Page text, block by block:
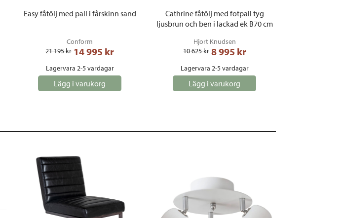
Easy fåtölj med pall i fårskinn sand
Conform
21 195 kr 14 995 kr
Lagervara 2-5 vardagar
Lägg i varukorg
Cathrine fåtölj med fotpall tyg
ljusbrun och ben i lackad ek B70 cm
Hjort Knudsen
10 625 kr 8 995 kr
Lagervara 2-5 vardagar
Lägg i varukorg